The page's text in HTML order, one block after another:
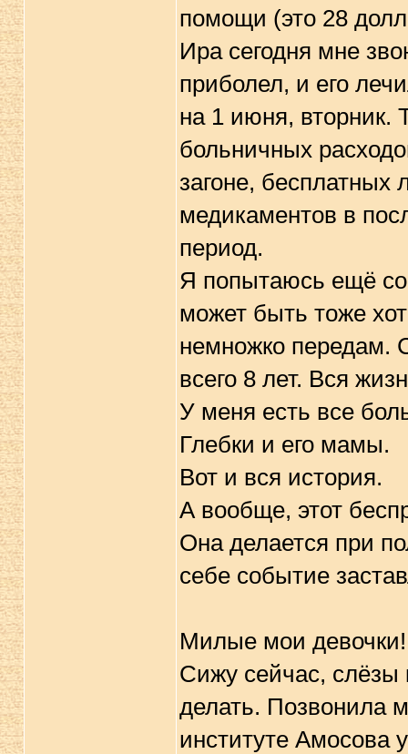
помощи (это 28
Ира сегодня мне
приболел, и его
на 1 июня, вторник.
больничных
загоне, бесплатных
медикаментов в
период.
Я попытаюсь ещё
может быть тоже
немножко передам.
всего 8 лет. Вся
У меня есть все
Глебки и его мамы.
Вот и вся история.
А вообще, этот
Она делается при
себе событие
Милые мои
Сижу сейчас, слёзы
делать. Позвонила
институте Амосова